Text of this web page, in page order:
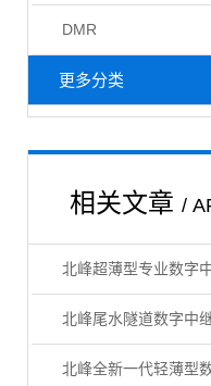
DMR
更多分类
相关文章 /